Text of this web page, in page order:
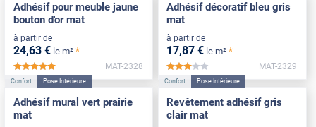
Adhésif pour meuble jaune
bouton d'or mat
à partir de
24,63 € le m² *
*****
MAT-2328
Adhésif décoratif bleu gris
mat
à partir de
17,87 € le m² *
*****
MAT-2329
Confort Pose Intérieure
Adhésif mural vert prairie
mat
Confort Pose Intérieure
Revêtement adhésif gris
clair mat